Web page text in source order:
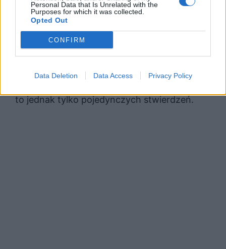
Personal Data that Is Unrelated with the
Purposes for which it was collected.
Opted Out
CONFIRM
Data Deletion Data Access Privacy Policy
Często spotkać się można ze stwierdzeniami,
że ktoś jest stary jak świat, umrze ze strachu
czy że coś jest czerwieńsze od krwi. Tego
hiperbola, czyli wyolbrzymienie. Nie dotyczy
to jednak tylko pojedynczych stwierdzeń.